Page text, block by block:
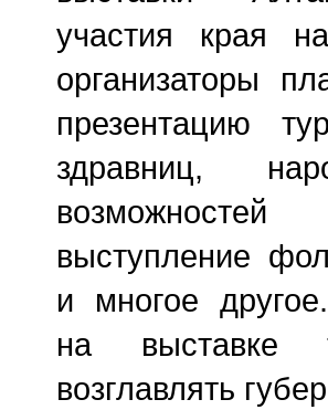
участия края
организаторы
презентацию
здравниц,
выступление
и многое
на выставке
возглавлять